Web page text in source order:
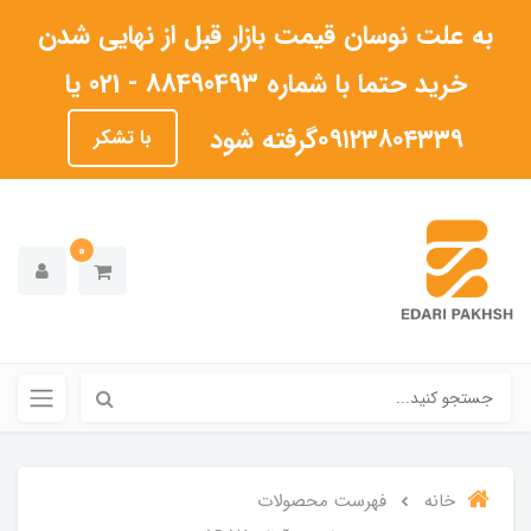
به علت نوسان قیمت بازار قبل از نهایی شدن
خرید حتما با شماره 88490493 - 021 یا
۰۹۱۲۳۸۰۴۳۳۹گرفته شود
با تشکر
0
خانه
فهرست محصولات